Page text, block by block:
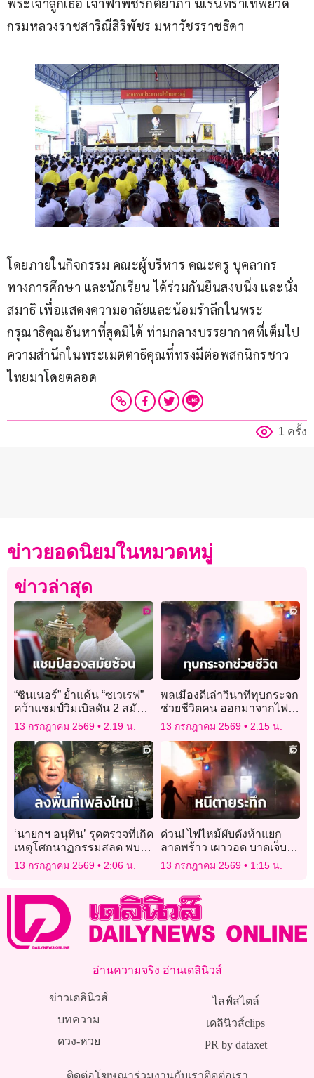
พระเจ้าลูกเธอ เจ้าฟ้าพัชรกิติยาภา นเรนทิราเทพยวดี
กรมหลวงราชสาริณีสิริพัชร มหาวัชรราชธิดา
โดยภายในกิจกรรม คณะผู้บริหาร คณะครู บุคลากร
ทางการศึกษา และนักเรียน ได้ร่วมกันยืนสงบนิ่ง และนั่ง
สมาธิ​ เพื่อแสดงความอาลัยและน้อมรำลึกในพระ
กรุณาธิคุณอันหาที่สุดมิได้ ท่ามกลางบรรยากาศที่เต็มไป
ความสำนึกในพระเมตตาธิคุณที่ทรงมีต่อพสกนิกรชาว
ไทยมาโดยตลอด
1 ครั้ง
ข่าวยอดนิยมในหมวดหมู่
ข่าวล่าสุด
“ซินเนอร์” ย้ำแค้น “ซเวเรฟ”
คว้าแชมป์วิมเบิลดัน 2 สมัย
รวด
13 กรกฎาคม 2569 2:19 น.
พลเมืองดีเล่าวินาทีทุบกระจก
ช่วยชีวิตคน ออกมาจากไฟ
ไหม้ ‘โรงเบียร์ ณ ลาดพร้าว’
13 กรกฎาคม 2569 2:15 น.
‘นายกฯ อนุทิน’ รุดตรวจที่เกิด
เหตุโศกนาฏกรรมสลด พบ
เคสดำสังเวยไฟไหม้ทะลุ 27
13 กรกฎาคม 2569 2:06 น.
ด่วน! ไฟไหม้ผับดังห้าแยก
ลาดพร้าว เผาวอด บาดเจ็บ-
เสียชีวิตหลายราย
13 กรกฎาคม 2569 1:15 น.
อ่านความจริง อ่านเดลินิวส์
ข่าวเดลินิวส์
บทความ
ดวง-หวย
ไลฟ์สไตล์
เดลินิวส์clips
PR by dataxet
ติดต่อโฆษณาร่วมงานกับเราติดต่อเรา